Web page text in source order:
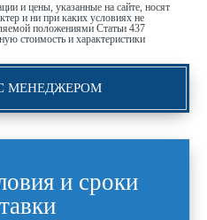
и цены, указанные на сайте, носят
и ни при каких условиях не
положениями Статьи 437
стоимость и характеристики
МЕНЕДЖЕРОМ
и сроки